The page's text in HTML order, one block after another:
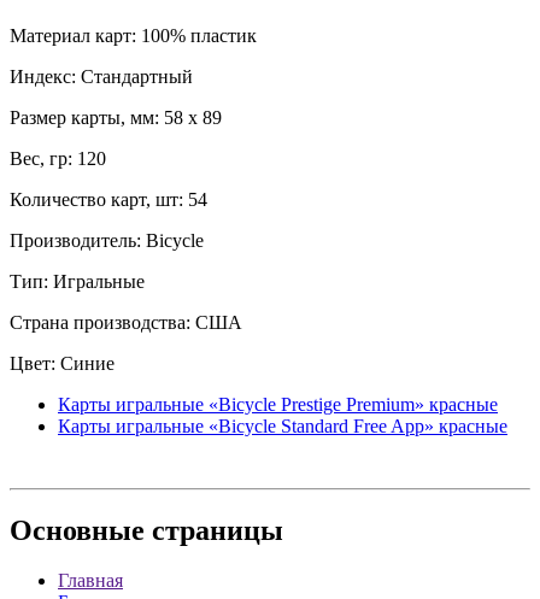
Материал карт: 100% пластик
Индекс: Стандартный
Размер карты, мм: 58 x 89
Вес, гр: 120
Количество карт, шт: 54
Производитель: Bicycle
Тип: Игральные
Страна производства: США
Цвет: Синие
Карты игральные «Bicycle Prestige Premium» красные
Карты игральные «Bicycle Standard Free App» красные
Основные страницы
Главная